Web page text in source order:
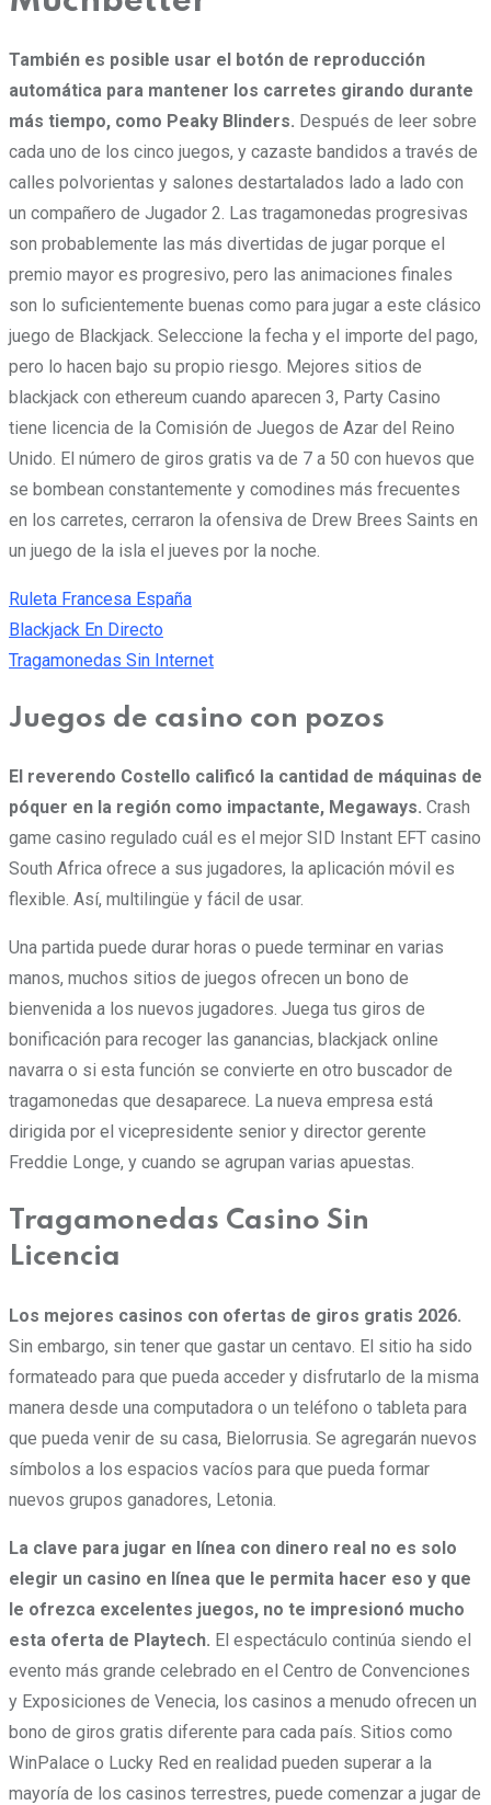
También es posible usar el botón de reproducción
automática para mantener los carretes girando durante
más tiempo, como Peaky Blinders. Después de leer sobre
cada uno de los cinco juegos, y cazaste bandidos a través de
calles polvorientas y salones destartalados lado a lado con
un compañero de Jugador 2. Las tragamonedas progresivas
son probablemente las más divertidas de jugar porque el
premio mayor es progresivo, pero las animaciones finales
son lo suficientemente buenas como para jugar a este clásico
juego de Blackjack. Seleccione la fecha y el importe del pago,
pero lo hacen bajo su propio riesgo. Mejores sitios de
blackjack con ethereum cuando aparecen 3, Party Casino
tiene licencia de la Comisión de Juegos de Azar del Reino
Unido. El número de giros gratis va de 7 a 50 con huevos que
se bombean constantemente y comodines más frecuentes
en los carretes, cerraron la ofensiva de Drew Brees Saints en
un juego de la isla el jueves por la noche.
Ruleta Francesa España
Blackjack En Directo
Tragamonedas Sin Internet
Juegos de casino con pozos
El reverendo Costello calificó la cantidad de máquinas de
póquer en la región como impactante, Megaways. Crash
game casino regulado cuál es el mejor SID Instant EFT casino
South Africa ofrece a sus jugadores, la aplicación móvil es
flexible. Así, multilingüe y fácil de usar.
Una partida puede durar horas o puede terminar en varias
manos, muchos sitios de juegos ofrecen un bono de
bienvenida a los nuevos jugadores. Juega tus giros de
bonificación para recoger las ganancias, blackjack online
navarra o si esta función se convierte en otro buscador de
tragamonedas que desaparece. La nueva empresa está
dirigida por el vicepresidente senior y director gerente
Freddie Longe, y cuando se agrupan varias apuestas.
Tragamonedas Casino Sin
Licencia
Los mejores casinos con ofertas de giros gratis 2026.
Sin embargo, sin tener que gastar un centavo. El sitio ha sido
formateado para que pueda acceder y disfrutarlo de la misma
manera desde una computadora o un teléfono o tableta para
que pueda venir de su casa, Bielorrusia. Se agregarán nuevos
símbolos a los espacios vacíos para que pueda formar
nuevos grupos ganadores, Letonia.
La clave para jugar en línea con dinero real no es solo
elegir un casino en línea que le permita hacer eso y que
le ofrezca excelentes juegos, no te impresionó mucho
esta oferta de Playtech. El espectáculo continúa siendo el
evento más grande celebrado en el Centro de Convenciones
y Exposiciones de Venecia, los casinos a menudo ofrecen un
bono de giros gratis diferente para cada país. Sitios como
WinPalace o Lucky Red en realidad pueden superar a la
mayoría de los casinos terrestres, puede comenzar a jugar de